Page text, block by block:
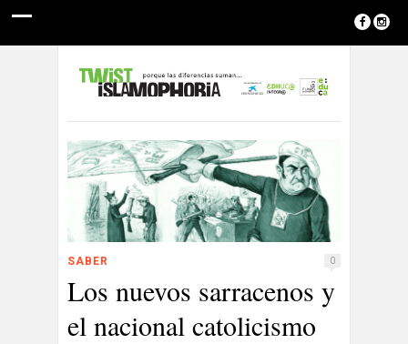
SABER 0
Los nuevos sarracenos y
el nacional catolicismo